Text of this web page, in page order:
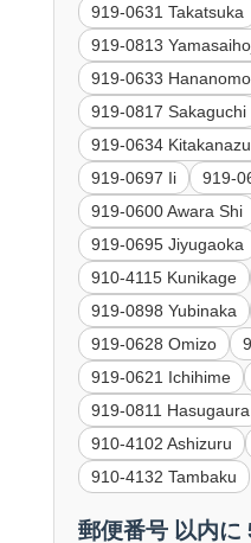
919-0631 Takatsuka
919-0813
919-0633
919-0817 Sakaguchi
919-0634 Kitakanazu
919-0697 Ii
919-
919-0600 Awara Shi
919-0695 Jiyugaoka
910-4115 Kunikage
919-0898 Yubinaka
919-0628 Omizo
919-0621 Ichihime
919-0811 Hasugaura
910-4102 Ashizuru
910-4132 Tambaku
郵便番号 以内